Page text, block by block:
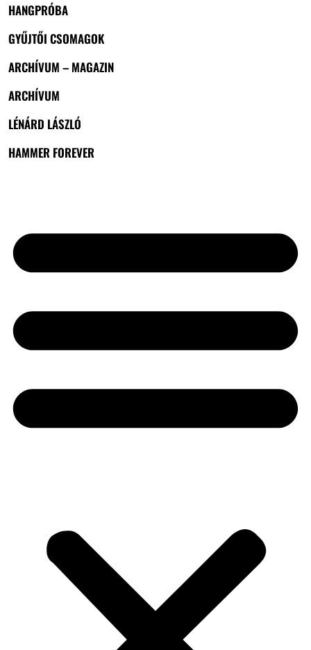
HANGPRÓBA
GYŰJTŐI CSOMAGOK
ARCHÍVUM – MAGAZIN
ARCHÍVUM
LÉNÁRD LÁSZLÓ
HAMMER FOREVER